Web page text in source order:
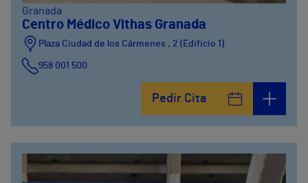
Granada
Centro Médico Vithas Granada
Plaza Ciudad de los Cármenes , 2 (Edificio 1)
958 001 500
Pedir Cita